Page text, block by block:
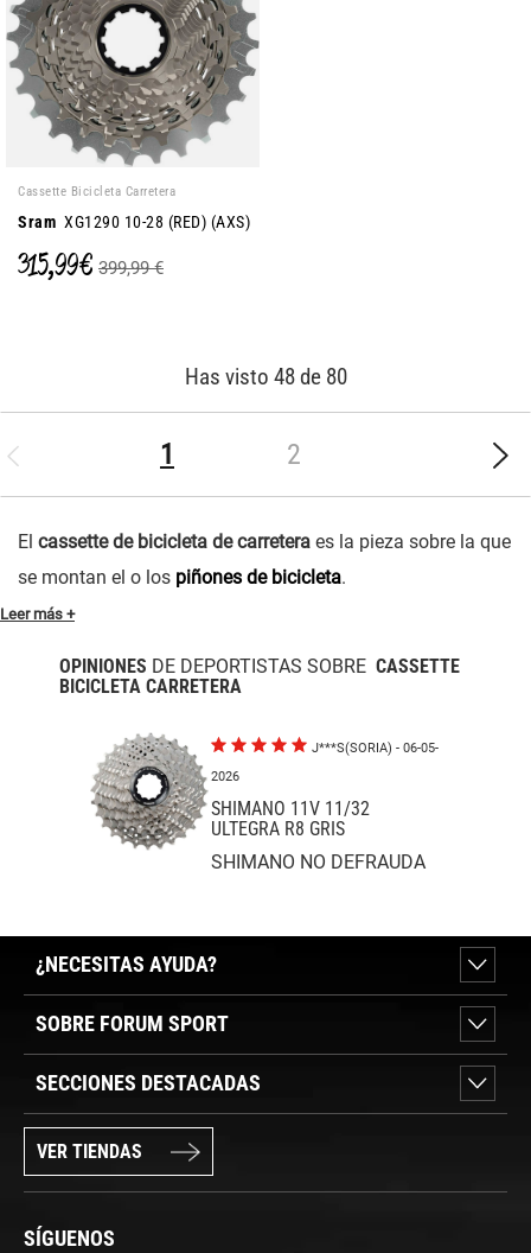
Cassette Bicicleta Carretera
Sram XG1290 10-28 (RED) (AXS)
315,99 € 399,99 €
Has visto 48 de 80
1 2
El cassette de bicicleta de carretera es la pieza sobre la que
se montan el o los piñones de bicicleta.
Leer más +
OPINIONES DE DEPORTISTAS SOBRE CASSETTE
BICICLETA CARRETERA
J***S(SORIA) - 06-05-
2026
SHIMANO 11V 11/32
ULTEGRA R8 GRIS
SHIMANO NO DEFRAUDA
¿NECESITAS AYUDA?
SOBRE FORUM SPORT
SECCIONES DESTACADAS
VER TIENDAS
SÍGUENOS